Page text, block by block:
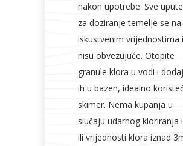
nakon upotrebe. Sve upute
za doziranje temelje se na
iskustvenim vrijednostima i
nisu obvezujuće. Otopite
granule klora u vodi i
ih u bazen, idealno
skimer. Nema kupanja u
slučaju udarnog kloriranja
ili vrijednosti klora iznad